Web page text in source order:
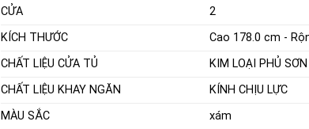
CỬA
2
KÍCH THƯỚC
Cao 178.0 cm -
CHẤT LIỆU CỬA TỦ
KIM LOẠI PHỦ
CHẤT LIỆU KHAY NGĂN
KÍNH CHỊU LỰC
MÀU SẮC
xám